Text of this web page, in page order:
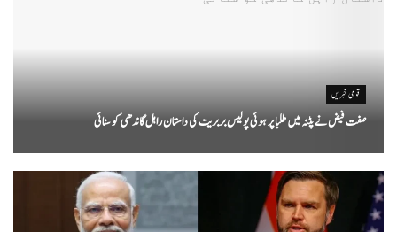
قومی خبریں
صفت فیض نے پٹنہ میں طلبا پر ہوئی پولیس بربریت کی داستان راہل گاندھی کو سنائی